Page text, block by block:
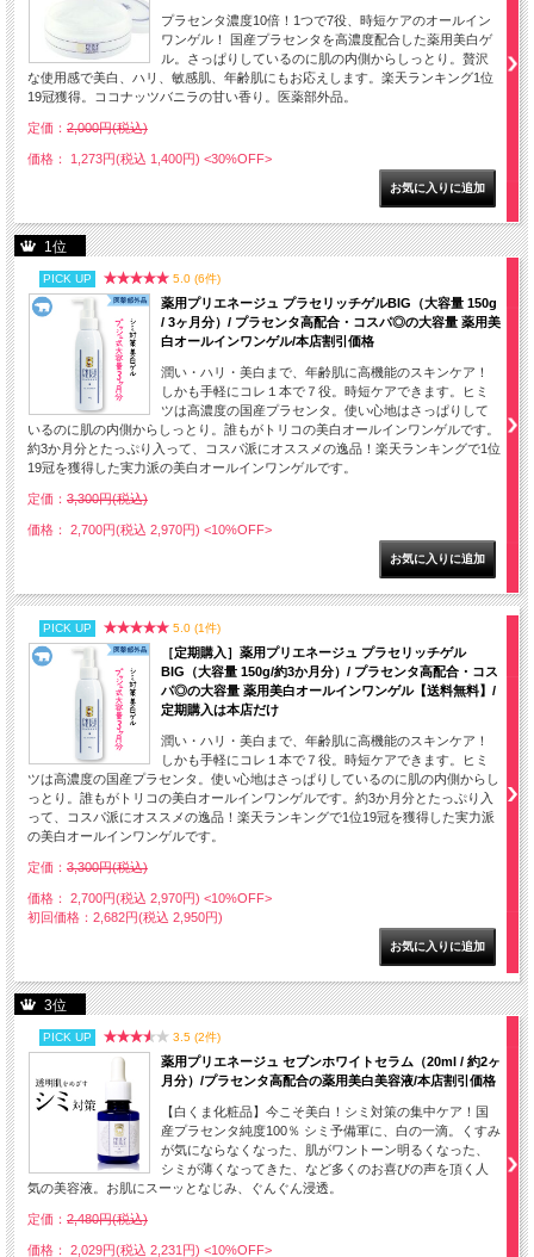
プラセンタ濃度10倍！1つで7役、時短ケアのオールイン
ワンゲル！ 国産プラセンタを高濃度配合した薬用美白ゲ
ル。さっぱりしているのに肌の内側からしっとり。贅沢
な使用感で美白、ハリ、敏感肌、年齢肌にもお応えします。楽天ランキング1位
19冠獲得。ココナッツバニラの甘い香り。医薬部外品。
定価： 2,000円(税込)
価格： 1,273円(税込 1,400円) <30%OFF>
1位
PICK UP 5.0 (6件)
薬用プリエネージュ プラセリッチゲルBIG（大容量 150g
/ 3ヶ月分）/ プラセンタ高配合・コスパ◎の大容量 薬用美
白オールインワンゲル/本店割引価格
潤い・ハリ・美白まで、年齢肌に高機能のスキンケア！
しかも手軽にコレ１本で７役。時短ケアできます。ヒミ
ツは高濃度の国産プラセンタ。使い心地はさっぱりして
いるのに肌の内側からしっとり。誰もがトリコの美白オールインワンゲルです。
約3か月分とたっぷり入って、コスパ派にオススメの逸品！楽天ランキングで1位
19冠を獲得した実力派の美白オールインワンゲルです。
定価： 3,300円(税込)
価格： 2,700円(税込 2,970円) <10%OFF>
PICK UP 5.0 (1件)
［定期購入］薬用プリエネージュ プラセリッチゲル
BIG（大容量 150g/約3か月分）/ プラセンタ高配合・コス
パ◎の大容量 薬用美白オールインワンゲル【送料無料】/
定期購入は本店だけ
潤い・ハリ・美白まで、年齢肌に高機能のスキンケア！
しかも手軽にコレ１本で７役。時短ケアできます。ヒミ
ツは高濃度の国産プラセンタ。使い心地はさっぱりしているのに肌の内側からし
っとり。誰もがトリコの美白オールインワンゲルです。約3か月分とたっぷり入
って、コスパ派にオススメの逸品！楽天ランキングで1位19冠を獲得した実力派
の美白オールインワンゲルです。
定価： 3,300円(税込)
価格： 2,700円(税込 2,970円) <10%OFF>
初回価格：2,682円(税込 2,950円)
3位
PICK UP 3.5 (2件)
薬用プリエネージュ セブンホワイトセラム（20ml / 約2ヶ
月分）/プラセンタ高配合の薬用美白美容液/本店割引価格
【白くま化粧品】今こそ美白！シミ対策の集中ケア！国
産プラセンタ純度100％ シミ予備軍に、白の一滴。くすみ
が気にならなくなった、肌がワントーン明るくなった、
シミが薄くなってきた、など多くのお喜びの声を頂く人
気の美容液。お肌にスーッとなじみ、ぐんぐん浸透。
定価： 2,480円(税込)
価格： 2,029円(税込 2,231円) <10%OFF>